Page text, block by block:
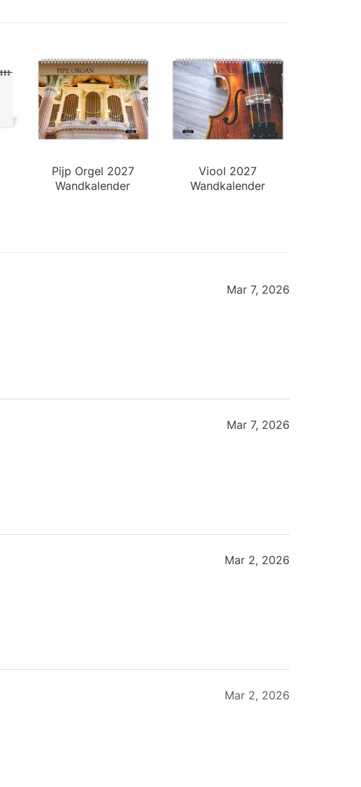
Pijp Orgel 2027
Wandkalender
Viool 2027
Wandkalender
Mar 7, 2026
Mar 7, 2026
Mar 2, 2026
Mar 2, 2026